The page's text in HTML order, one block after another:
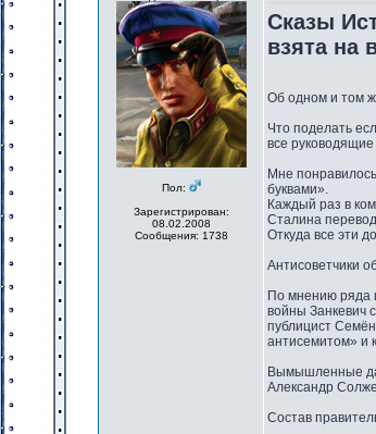
Пол:
Зарегистрирован:
08.02.2008
Сообщения: 1738
Сказы
взята на
Об одном и том
Что поделать
все
Мне
буквами».
Каждый раз в
Сталина
Откуда все эти
Антисоветчики
По мнению ряда
войны Занкевич
публицист
антисемитом» и
Вымышленные
Александр
Состав